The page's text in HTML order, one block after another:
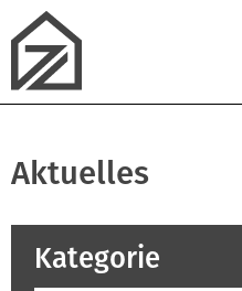
Aktuelles
Kategorie